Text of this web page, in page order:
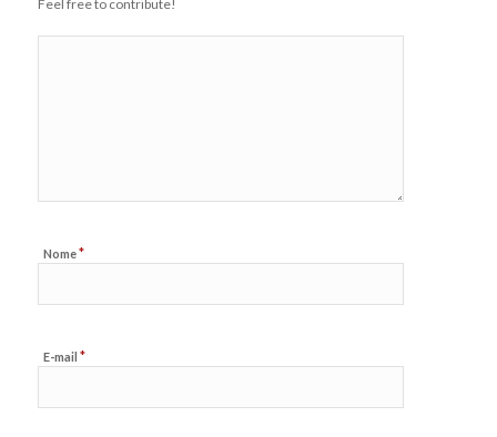
Feel free to contribute!
Nome*
E-mail *